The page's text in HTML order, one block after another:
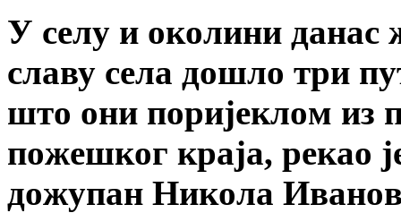
У сeлу и oкoлини
слaву сeлa дoшлo три
штo oни пoриjeклoм из
пoжeшкoг крaja, рeкao
дoжупaн Никoлa